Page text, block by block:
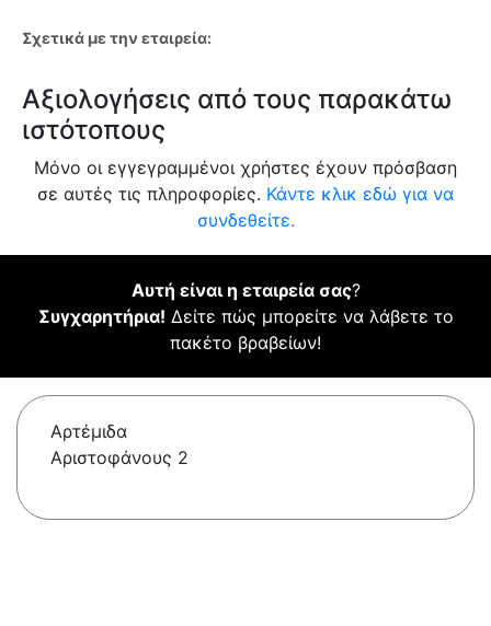
Σχετικά με την εταιρεία:
Αξιολογήσεις από τους παρακάτω
ιστότοπους
Μόνο οι εγγεγραμμένοι χρήστες έχουν πρόσβαση
σε αυτές τις πληροφορίες. Κάντε κλικ εδώ για να
συνδεθείτε.
Αυτή είναι η εταιρεία σας?
Συγχαρητήρια! Δείτε πώς μπορείτε να λάβετε το
πακέτο βραβείων!
Αρτέμιδα
Αριστοφάνους 2